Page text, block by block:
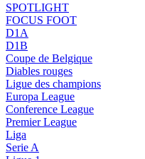
SPOTLIGHT
FOCUS FOOT
D1A
D1B
Coupe de Belgique
Diables rouges
Ligue des champions
Europa League
Conference League
Premier League
Liga
Serie A